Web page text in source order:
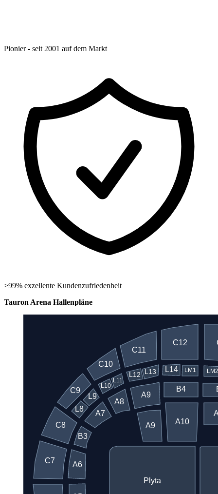
Pionier - seit 2001 auf dem Markt
>99% exzellente Kundenzufriedenheit
Tauron Arena Hallenpläne